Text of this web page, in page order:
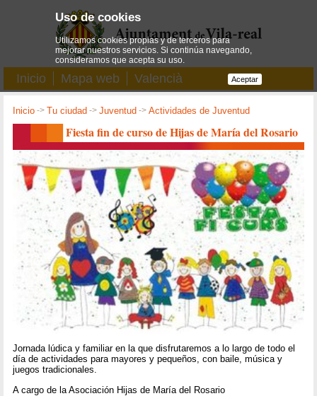
Inicio Mapa web Valencià
Inicio ->Tu ciudad ->Juventud ->Actividades de Juventud
Fiesta fin de curso de Hijas de María del Rosario
Jornada lúdica y familiar en la que disfrutaremos a lo largo de todo el
día de actividades para mayores y pequeños, con baile, música y
juegos tradicionales.
A cargo de la Asociación Hijas de María del Rosario
Uso de cookies
Utilizamos cookies propias y de terceros para
mejorar nuestros servicios. Si continúa navegando,
consideramos que acepta su uso.
Aceptar